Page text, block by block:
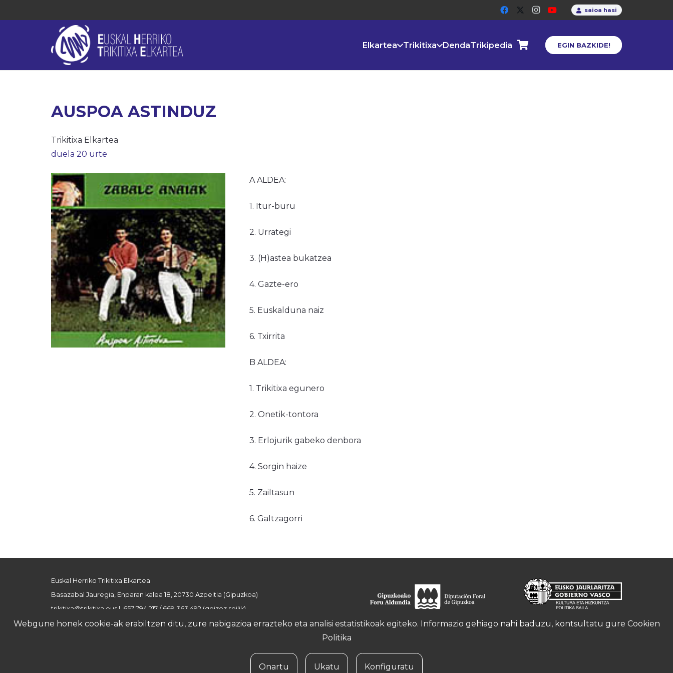
saioa hasi
Elkartea Trikitixa DendaTrikipedia EGIN BAZKIDE!
AUSPOA ASTINDUZ
Trikitixa Elkartea
duela 20 urte
A ALDEA:
1. Itur-buru
2. Urrategi
3. (H)astea bukatzea
4. Gazte-ero
5. Euskalduna naiz
6. Txirrita
B ALDEA:
1. Trikitixa egunero
2. Onetik-tontora
3. Erlojurik gabeko denbora
4. Sorgin haize
5. Zailtasun
6. Galtzagorri
Euskal Herriko Trikitixa Elkartea
Basazabal Jauregia, Enparan kalea 18, 20730 Azpeitia (Gipuzkoa)
trikitixa@trikitixa.eus | 657 794 217 / 669 363 492 (goizez soilik)
Webgune honek cookie-ak erabiltzen ditu, zure nabigazioa errazteko eta analisi estatistikoak egiteko. Informazio gehiago nahi baduzu, kontsultatu gure Cookien
Politika
Onartu Ukatu Konfiguratu